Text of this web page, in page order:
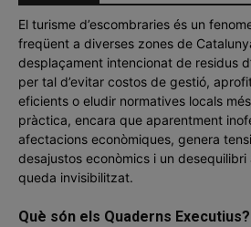
El turisme d’escombraries és un
freqüent a diverses zones de
desplaçament intencionat de residus
per tal d’evitar costos de gestió,
eficients o eludir normatives locals
pràctica, encara que aparentment
afectacions econòmiques, genera
desajustos econòmics i un
queda invisibilitzat.
Què són els Quaderns Executius?